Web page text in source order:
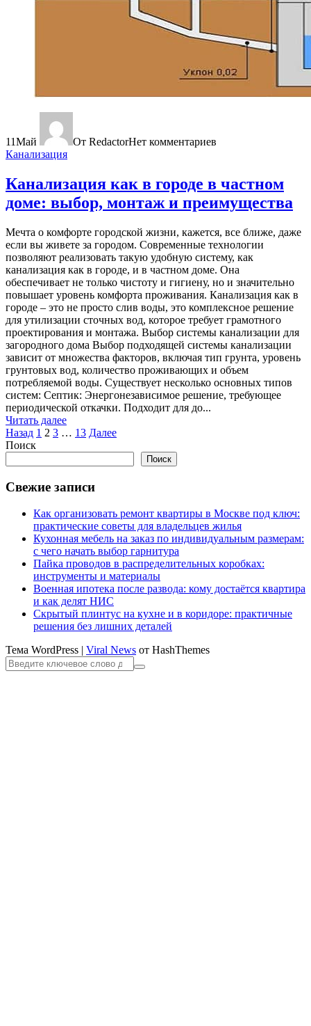
11Май От RedactorНет комментариев
Канализация
Канализация как в городе в частном
доме: выбор, монтаж и преимущества
Мечта о комфорте городской жизни, кажется, все ближе, даже
если вы живете за городом. Современные технологии
позволяют реализовать такую удобную систему, как
канализация как в городе, и в частном доме. Она
обеспечивает не только чистоту и гигиену, но и значительно
повышает уровень комфорта проживания. Канализация как в
городе – это не просто слив воды, это комплексное решение
для утилизации сточных вод, которое требует грамотного
проектирования и монтажа. Выбор системы канализации для
загородного дома Выбор подходящей системы канализации
зависит от множества факторов, включая тип грунта, уровень
грунтовых вод, количество проживающих и объем
потребляемой воды. Существует несколько основных типов
систем: Септик: Энергонезависимое решение, требующее
периодической откачки. Подходит для до...
Читать далее
Пагинация
записей
Назад 1 2 3 … 13 Далее
Поиск
Поиск
Свежие записи
Как организовать ремонт квартиры в Москве под ключ:
практические советы для владельцев жилья
Кухонная мебель на заказ по индивидуальным размерам:
с чего начать выбор гарнитура
Пайка проводов в распределительных коробках:
инструменты и материалы
Военная ипотека после развода: кому достаётся квартира
и как делят НИС
Скрытый плинтус на кухне и в коридоре: практичные
решения без лишних деталей
Тема WordPress | Viral News от HashThemes